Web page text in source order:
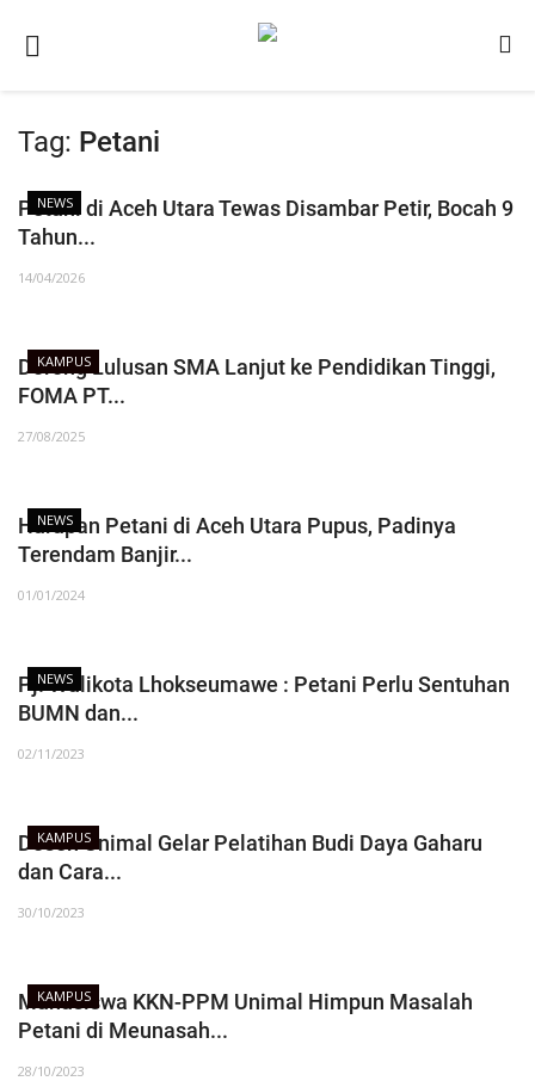
Beranda
NEWS
Redaksi
EDUKASI
LINTAS DESA
ADVETORIAL
OPINI
Kontak
Ketentuan dan Layanan
Pedoman Media Siber
Privacy Policy
Tentang Kami
Tag: Petani
NEWS
Petani di Aceh Utara Tewas Disambar Petir, Bocah 9
Tahun...
14/04/2026
KAMPUS
Dorong Lulusan SMA Lanjut ke Pendidikan Tinggi,
FOMA PT...
27/08/2025
NEWS
Harapan Petani di Aceh Utara Pupus, Padinya
Terendam Banjir...
01/01/2024
NEWS
Pj. Walikota Lhokseumawe : Petani Perlu Sentuhan
BUMN dan...
02/11/2023
KAMPUS
Dosen Unimal Gelar Pelatihan Budi Daya Gaharu
dan Cara...
30/10/2023
KAMPUS
Mahasiswa KKN-PPM Unimal Himpun Masalah
Petani di Meunasah...
28/10/2023